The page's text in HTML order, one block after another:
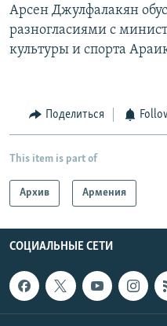
Арсен Джулфалакян
разногласиями с
культуры и спорта
Поделиться
This item is part of
Архив Армения
СОЦИАЛЬНЫЕ СЕТИ